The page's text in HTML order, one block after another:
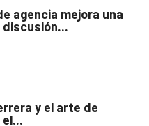
agencia mejora una
discusión...
y el arte de